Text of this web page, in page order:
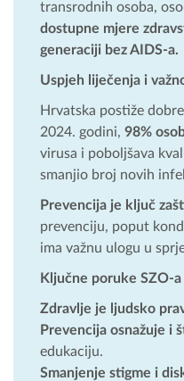
transrodnih osoba,
dostupne mjere
generaciji bez AIDS-a.
Uspjeh liječenja i
Hrvatska postiže
2024. godini, 98%
virusa i poboljšava
smanjio broj novih
Prevencija je ključ
prevenciju, poput
ima važnu ulogu u
Ključne poruke SZO-
Zdravlje je ljudsko
Prevencija osnažuje i
edukaciju.
Smanjenje stigme i